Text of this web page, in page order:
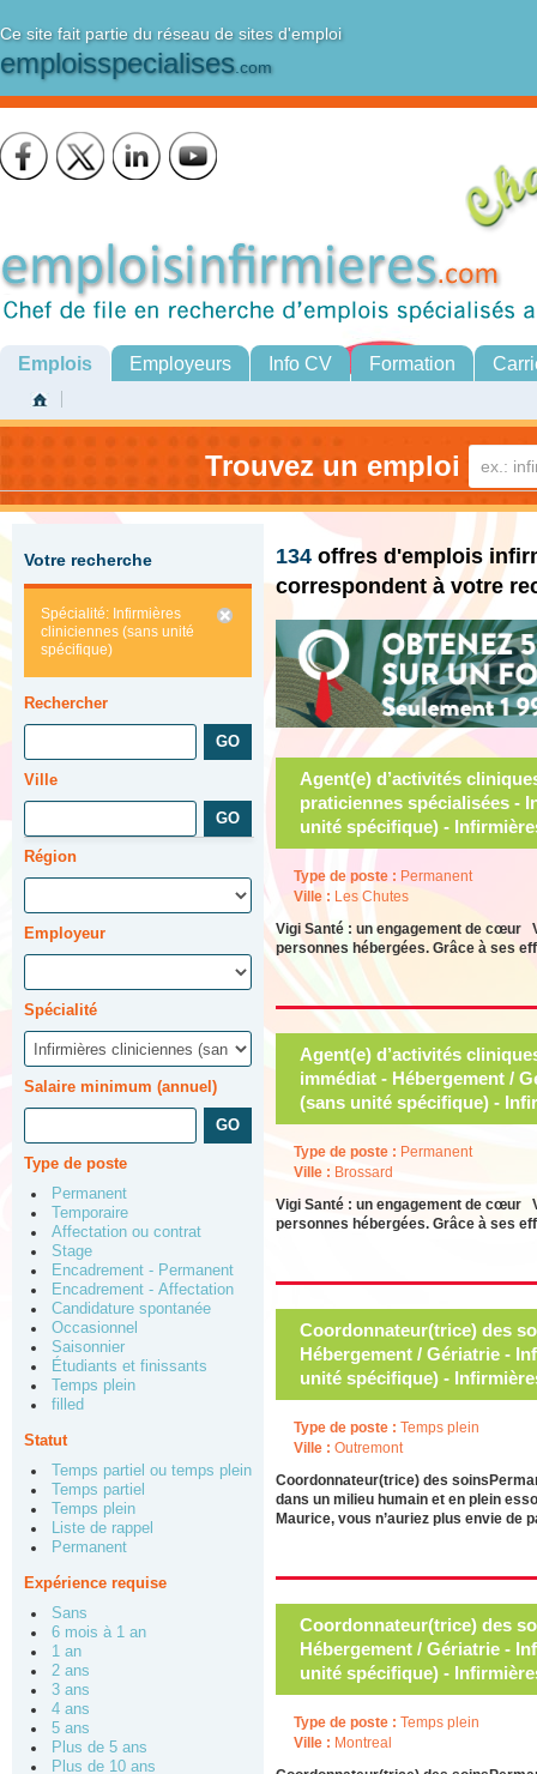
Ce site fait partie du réseau de sites d'emploi
emploisspecialises.com
Emplois Employeurs Info CV Formation
Trouvez un emploi
Votre recherche
Spécialité: Infirmières
cliniciennes (sans unité
spécifique)
Rechercher
Ville
Région
Employeur
Spécialité
Salaire minimum (annuel)
Type de poste
Permanent
Temporaire
Affectation ou contrat
Stage
Encadrement - Permanent
Encadrement - Affectation
Candidature spontanée
Occasionnel
Saisonnier
Étudiants et finissants
Temps plein
filled
Statut
Temps partiel ou temps plein
Temps partiel
Temps plein
Liste de rappel
Permanent
Expérience requise
Sans
6 mois à 1 an
1 an
2 ans
3 ans
4 ans
5 ans
Plus de 5 ans
Plus de 10 ans
134 offres d'emplois
correspondent à votre
Agent(e) d’activités
praticiennes spécialisées -
unité spécifique) -
Type de poste : Permanent
Ville : Les Chutes
Vigi Santé : un engagement de cœur
personnes hébergées. Grâce à ses
Agent(e) d’activités
immédiat - Hébergement /
(sans unité spécifique) -
Type de poste : Permanent
Ville : Brossard
Vigi Santé : un engagement de cœur
personnes hébergées. Grâce à ses
Coordonnateur(trice) des
Hébergement / Gériatrie -
unité spécifique) -
Type de poste : Temps plein
Ville : Outremont
Coordonnateur(trice) des
dans un milieu humain et en plein
Maurice, vous n’auriez plus envie de
Coordonnateur(trice) des
Hébergement / Gériatrie -
unité spécifique) -
Type de poste : Temps plein
Ville : Montreal